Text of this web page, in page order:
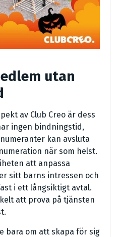
utan
av Club Creo är dess
ingen bindningstid,
kan avsluta
när som helst.
att anpassa
sitt barns intressen och
i ett långsiktigt avtal.
att prova på tjänsten
bara om att skapa för sig